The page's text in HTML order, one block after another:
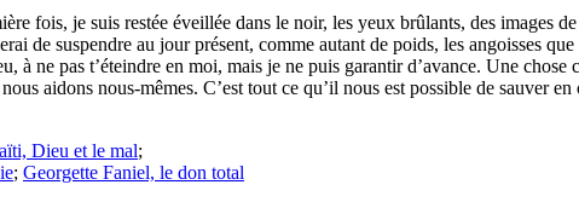
fois, je suis restée éveillée dans le noir, les yeux brûlants, des images
de suspendre au jour présent, comme autant de poids, les angoisses
à ne pas t’éteindre en moi, mais je ne puis garantir d’avance. Une
aidons nous-mêmes. C’est tout ce qu’il nous est possible de sauver
Dieu et le mal;
; Georgette Faniel, le don total